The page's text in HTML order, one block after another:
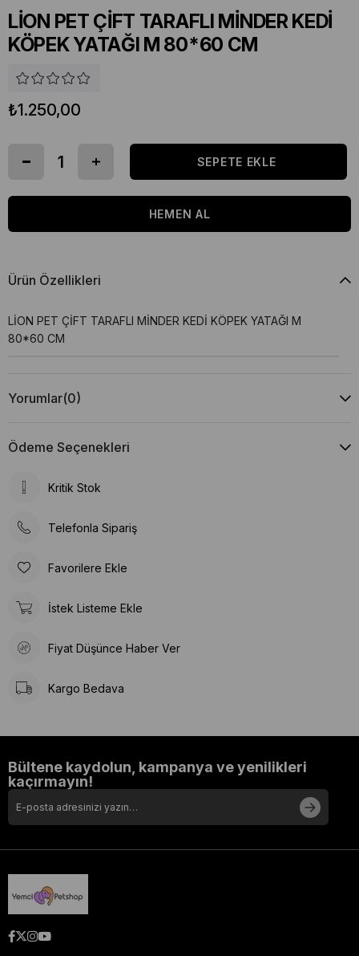
LİON PET ÇİFT TARAFLI MİNDER KEDİ
KÖPEK YATAĞI M 80*60 CM
₺1.250,00
Ürün Özellikleri
LİON PET ÇİFT TARAFLI MİNDER KEDİ KÖPEK YATAĞI M
80*60 CM
Yorumlar(0)
Ödeme Seçenekleri
Kritik Stok
Telefonla Sipariş
Favorilere Ekle
İstek Listeme Ekle
Fiyat Düşünce Haber Ver
Kargo Bedava
Bültene kaydolun, kampanya ve yenilikleri
kaçırmayın!